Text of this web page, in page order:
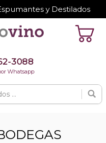
y Destilados
3088
Whatsapp